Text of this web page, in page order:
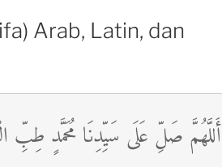
Arab, Latin, dan
أَللَّهُمَّ صَلِّ عَلَى سَيِّدِنَا مُحَمَّدٍ طِبِّ